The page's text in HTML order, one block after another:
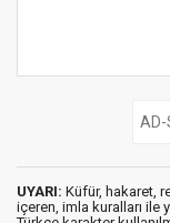
UYARI: Küfür, hakaret,
içeren, imla kuralları ile